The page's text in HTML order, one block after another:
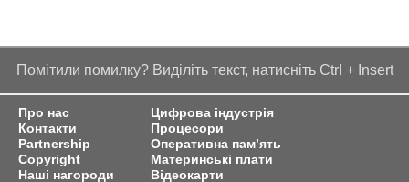
Помітили помилку? Виділіть текст, натисніть Ctrl + Insert
Про нас
Контакти
Partnership
Copyright
Наші нагороди
Цифрова індустрія
Процесори
Оперативна пам’ять
Материнські плати
Відеокарти